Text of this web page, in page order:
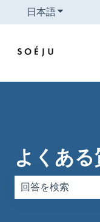
日本語翻訳のサ
よくある